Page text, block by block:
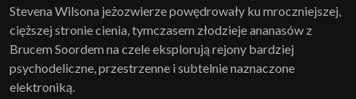
Stevena Wilsona jeżozwierze powędrowały ku mroczniejszej,
cięższej stronie cienia, tymczasem złodzieje ananasów z
Brucem Soordem na czele eksplorują rejony bardziej
psychodeliczne, przestrzenne i subtelnie naznaczone
elektroniką.